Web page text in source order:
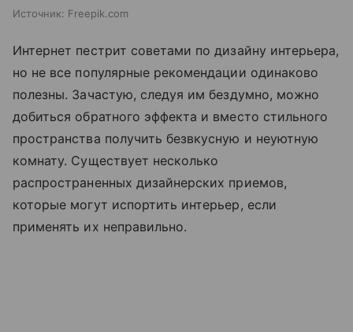
Источник: Freepik.com
Интернет пестрит советами по дизайну интерьера,
но не все популярные рекомендации одинаково
полезны. Зачастую, следуя им бездумно, можно
добиться обратного эффекта и вместо стильного
пространства получить безвкусную и неуютную
комнату. Существует несколько
распространенных дизайнерских приемов,
которые могут испортить интерьер, если
применять их неправильно.